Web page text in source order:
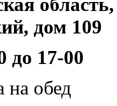
дом 109
до 17-00
на обед